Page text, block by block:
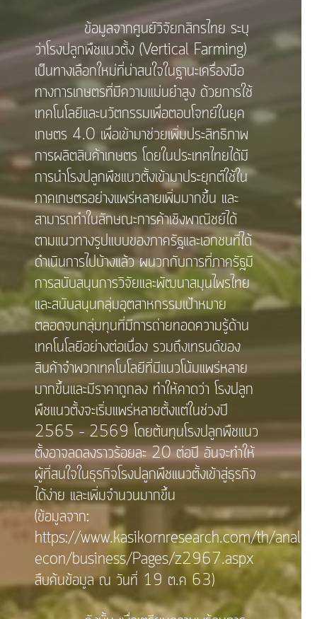
ข้อมูลจากศูนย์วิจัยกสิกรไทย ระบุ
ว่าโรงปลูกพืชแนวตั้ง (Vertical Farming)
เป็นทางเลือกใหม่ที่น่าสนใจในฐานะเครื่องมือ
ทางการเกษตรที่มีความแม่นยำสูง ด้วยการใช้
เทคโนโลยีและนวัตกรรมเพื่อตอบโจทย์ในยุค
เกษตร 4.0 เพื่อเข้ามาช่วยเพิ่มประสิทธิภาพ
การผลิตสินค้าเกษตร โดยในประเทศไทยได้มี
การนำโรงปลูกพืชแนวตั้งเข้ามาประยุกต์ใช้ใน
ภาคเกษตรอย่างแพร่หลายเพิ่มมากขึ้น และ
สามารถทำในลักษณะการค้าเชิงพาณิชย์ได้
ตามแนวทางรูปแบบของภาครัฐและเอกชนที่ได้
ดำเนินการไปบ้างแล้ว ผนวกกับการที่ภาครัฐมี
การสนับสนุนการวิจัยและพัฒนาสมุนไพรไทย
และสนับสนุนกลุ่มอุตสาหกรรมเป้าหมาย
ตลอดจนกลุ่มทุนที่มีการถ่ายทอดความรู้ด้าน
เทคโนโลยีอย่างต่อเนื่อง รวมถึงเทรนด์ของ
สินค้าจำพวกเทคโนโลยีที่มีแนวโน้มแพร่หลาย
มากขึ้นและมีราคาถูกลง ทำให้คาดว่า โรงปลูก
พืชแนวตั้งจะเริ่มแพร่หลายตั้งแต่ในช่วงปี
2565 – 2569 โดยต้นทุนโรงปลูกพืชแนว
ตั้งอาจลดลงราวร้อยละ 20 ต่อปี อันจะทำให้
ผู้ที่สนใจในธุรกิจโรงปลูกพืชแนวตั้งเข้าสู่ธุรกิจ
ได้ง่าย และเพิ่มจำนวนมากขึ้น
(ข้อมูลจาก:
https://www.kasikornresearch.com/th/
econ/business/Pages/z2967.aspx
สืบค้นข้อมูล ณ วันที่ 19 ต.ค 63)